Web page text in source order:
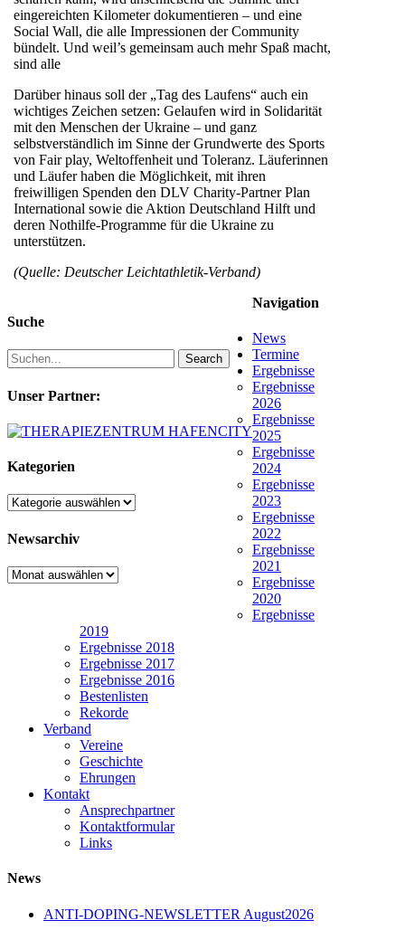
eingereichten Kilometer dokumentieren – und eine
Social Wall, die alle Impressionen der Community
bündelt. Und weil’s gemeinsam auch mehr Spaß macht,
sind alle
Darüber hinaus soll der „Tag des Laufens“ auch ein
wichtiges Zeichen setzen: Gelaufen wird in Solidarität
mit den Menschen der Ukraine – und ganz
selbstverständlich im Sinne der Grundwerte des Sports
von Fair play, Weltoffenheit und Toleranz. Läuferinnen
und Läufer haben die Möglichkeit, mit ihren
freiwilligen Spenden den DLV Charity-Partner Plan
International sowie die Aktion Deutschland Hilft und
deren Nothilfe-Programme für die Ukraine zu
unterstützen.
(Quelle: Deutscher Leichtathletik-Verband)
Suche
Search
Unser Partner:
Kategorien
Kategorien
Newsarchiv
Newsarchiv
Navigation
News
Termine
Ergebnisse
Ergebnisse
2026
Ergebnisse
2025
Ergebnisse
2024
Ergebnisse
2023
Ergebnisse
2022
Ergebnisse
2021
Ergebnisse
2020
Ergebnisse
2019
Ergebnisse 2018
Ergebnisse 2017
Ergebnisse 2016
Bestenlisten
Rekorde
Verband
Vereine
Geschichte
Ehrungen
Kontakt
Ansprechpartner
Kontaktformular
Links
News
ANTI-DOPING-NEWSLETTER August2026